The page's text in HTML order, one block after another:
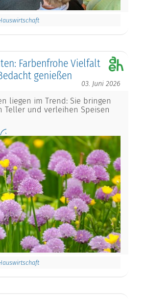
Farbenfrohe Vielfalt
genießen
03. Juni 2026
liegen im Trend: Sie bringen
Teller und verleihen Speisen